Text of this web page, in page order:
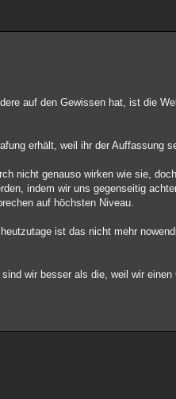
auf den Gewissen hat, ist die
erhält, weil ihr der Auffassung
nicht genauso wirken wie sie,
indem wir uns gegenseitig
auf höchsten Niveau.
ist das nicht mehr
wir besser als die, weil wir